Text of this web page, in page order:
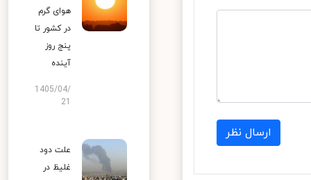
ارسال نظر
هوای گرم
در کشور تا
پنج روز
آینده
1405/04/
علت دود
غلیظ در